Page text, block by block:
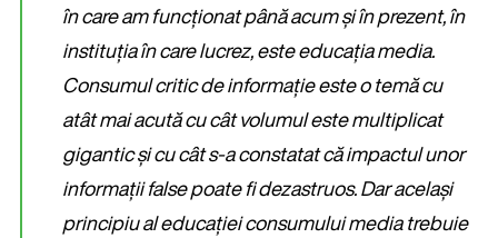
în care am funcționat până acum și în prezent, în
instituția în care lucrez, este educația media.
Consumul critic de informație este o temă cu
atât mai acută cu cât volumul este multiplicat
gigantic și cu cât s-a constatat că impactul unor
informații false poate fi dezastruos. Dar același
principiu al educației consumului media trebuie